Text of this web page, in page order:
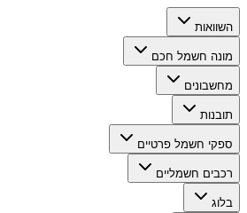
השוואות
מונה חשמל חכם
מחשבונים
תובנות
ספקי חשמל פרטיים
רכבים חשמליים
בלוג